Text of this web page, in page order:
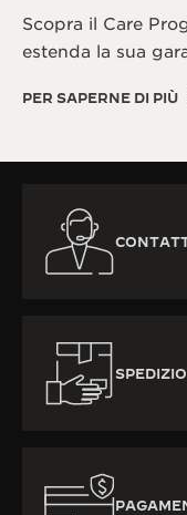
Scopra il Care
estenda la sua
PER SAPERNE DI PIÙ